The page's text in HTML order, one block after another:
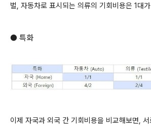
벌, 자동차로 표시되는 의류의 기회비용은 1대
● 특화
이제 자국과 외국 간 기회비용을 비교해보면,